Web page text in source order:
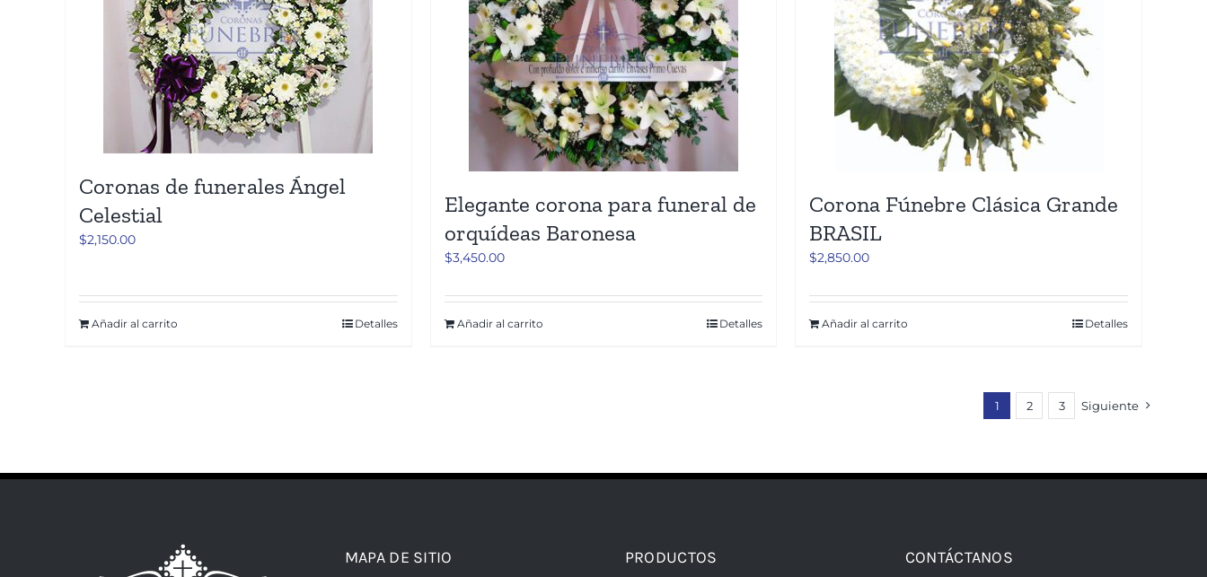
Coronas de funerales Ángel
Celestial
$2,150.00
Añadir al carrito Detalles
Elegante corona para funeral de
orquídeas Baronesa
$3,450.00
Añadir al carrito Detalles
Corona Fúnebre Clásica Grande
BRASIL
$2,850.00
Añadir al carrito Detalles
1 2 3 Siguiente
MAPA DE SITIO PRODUCTOS CONTÁCTANOS